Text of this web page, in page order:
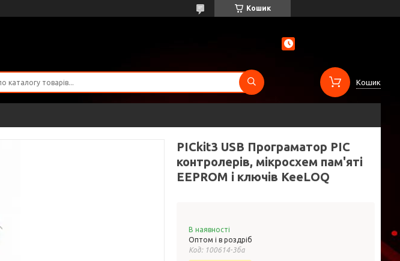
Кошик
Кошик
PICkit3 USB Програматор PIC
контролерів, мікросхем пам'яті
EEPROM і ключів KeeLOQ
В наявності
Оптом і в роздріб
Код: 100614-3ба